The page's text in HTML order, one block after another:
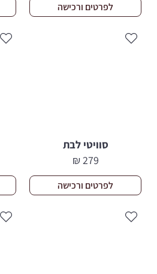
לפרטים ורכישה
סוויטי לבת
279
₪
לפרטים ורכישה